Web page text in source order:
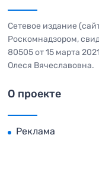
Сетевое издание
Роскомнадзором,
80505 от 15 марта
Олеся Вячеславовна.
О проекте
Реклама